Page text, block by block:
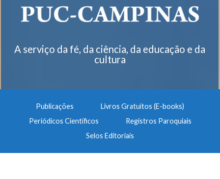
A serviço da fé, da ciência, da educação e da
cultura
Publicações
Livros Gratuitos (E-books)
Periódicos Científicos
Registros Paroquiais
Selos Editoriais